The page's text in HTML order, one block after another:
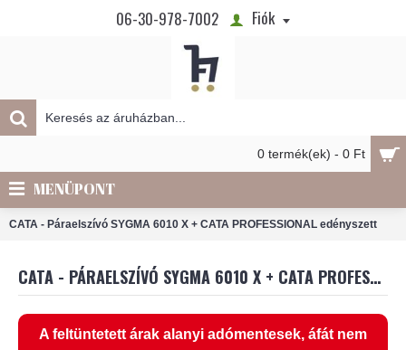
06-30-978-7002 Fiók
0 termék(ek) - 0 Ft
MENÜPONT
CATA - Páraelszívó SYGMA 6010 X + CATA PROFESSIONAL edényszett
CATA - PÁRAELSZÍVÓ SYGMA 6010 X + CATA PROFESSIONAL EDÉNYSZETT
A feltüntetett árak alanyi adómentesek, áfát nem